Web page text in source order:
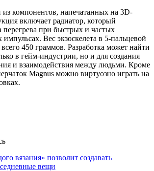
из компонентов, напечатанных на 3D-
включает радиатор, который
перегрева при быстрых и частых
Вес экзоскелета в 5-пальцевой
всего 450 граммов. Разработка может найти
в гейм-индустрии, но и для создания
и взаимодействия между людьми. Кроме
Magnus можно виртуозно играть на
вязания» позволит создавать
вещи